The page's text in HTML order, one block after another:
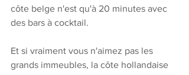
côte belge n'est qu'à 20 minutes avec
des bars à cocktail.
Et si vraiment vous n'aimez pas les
grands immeubles, la côte hollandaise